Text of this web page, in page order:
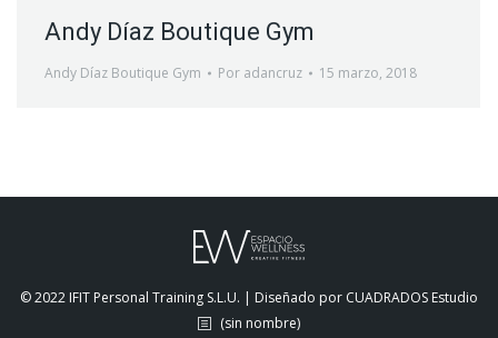
Andy Díaz Boutique Gym
Andy Díaz Boutique Gym Por adancruz 15 marzo, 2018
© 2022 IFIT Personal Training S.L.U. | Diseñado por CUADRADOS Estudio
(sin nombre)